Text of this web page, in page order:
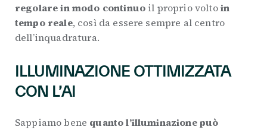
regolare in modo continuo il proprio voltoin
tempo reale, così da essere sempre al centro
dell’inquadratura.
ILLUMINAZIONE OTTIMIZZATA
CON L’AI
Sappiamo bene quanto l’illuminazione può